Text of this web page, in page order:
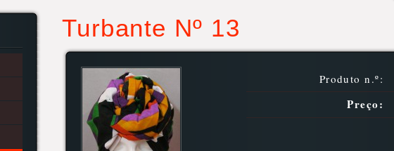
Turbante Nº 13
Produto n.º:
Preço: